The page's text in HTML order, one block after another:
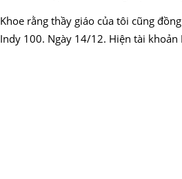
Khoe rằng thầy giáo của tôi cũng
Indy 100. Ngày 14/12. Hiện tài